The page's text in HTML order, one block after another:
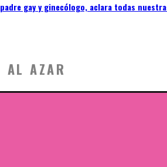
gay y ginecólogo, aclara todas
AL AZAR